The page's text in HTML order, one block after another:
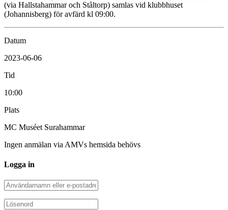
(via Hallstahammar och Ståltorp) samlas vid klubbhuset
(Johannisberg) för avfärd kl 09:00.
Datum
2023-06-06
Tid
10:00
Plats
MC Muséet Surahammar
Ingen anmälan via AMVs hemsida behövs
Logga in